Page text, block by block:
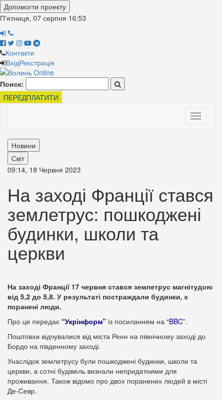
Допомогти проекту
П'ятниця, 07 серпня 16:53
Контакти
ВхідРеєстрація
Поиск:
ПЕРЕДПЛАТИТИ
Toggle
Новини
Світ
09:14, 18 Червня 2023
На заході Франції стався
землетрус: пошкоджені
будинки, школи та
церкви
На заході Франції 17 червня стався землетрус магнітудою
від 5,2 до 5,8. У результаті постраждали будинки, є
поранені люди.
Про це передає “Укрінформ” із посиланням на “BBC”.
Поштовхи відчувалися від міста Ренн на північному заході до
Бордо на південному заході.
Унаслідок землетрусу були пошкоджені будинки, школи та
церкви, а сотні будівель визнали непридатними для
проживання. Також відомо про двох поранених людей в місті
Де-Севр.